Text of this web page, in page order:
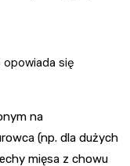
się
na
(np. dla dużych
mięsa z chowu